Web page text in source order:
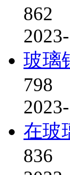
862
玻璃
798
在玻
836